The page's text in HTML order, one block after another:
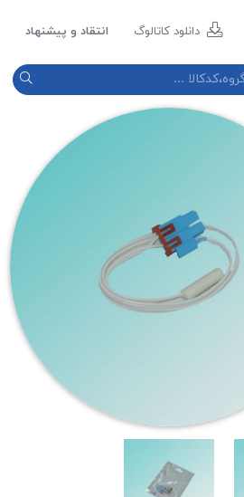
دانلود کاتالوگ انتقاد و پیشنهاد